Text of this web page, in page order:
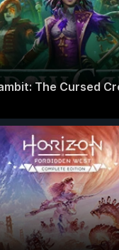
The Cursed